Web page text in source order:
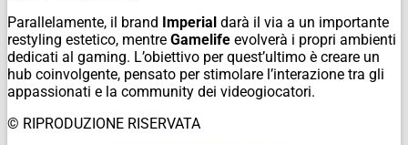
Parallelamente, il brand Imperial darà il via a un importante
restyling estetico, mentre Gamelife evolverà i propri ambienti
dedicati al gaming. L’obiettivo per quest’ultimo è creare un
hub coinvolgente, pensato per stimolare l’interazione tra gli
appassionati e la community dei videogiocatori.
© RIPRODUZIONE RISERVATA